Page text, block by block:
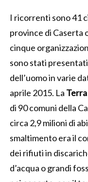
I ricorrenti sono 41
province di Caserta
cinque
sono stati
dell’uomo in varie
aprile 2015. La
di 90 comuni della
circa 2,9 milioni di
smaltimento era il
dei rifiuti in
d’acqua o grandi